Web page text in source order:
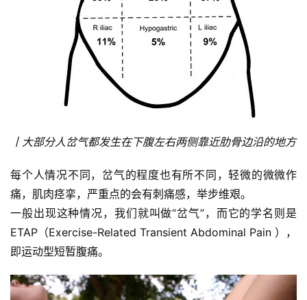
丨大部分人岔气都发生在下腹左右两侧靠近肋骨边沿的地方
每个人情况不同，岔气的程度也有所不同，轻微的微微作
痛，肌肉痉挛，严重点的会有刺痛感，举步维艰。
一般出现这种情况，我们就叫做“岔气”，而它的学名则是
ETAP（Exercise-Related Transient Abdominal Pain ），
即运动型短暂腹痛。